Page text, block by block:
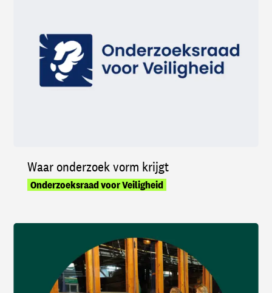
Waar onderzoek vorm krijgt
Onderzoeksraad voor Veiligheid